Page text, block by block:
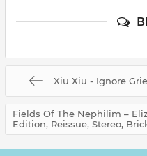
Xiu Xiu - Ignore
Fields Of The Nephilim –
Edition, Reissue, Stereo,